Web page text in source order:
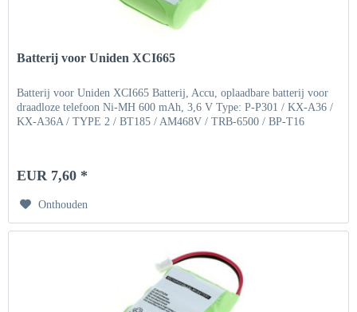
Batterij voor Uniden XCI665
Batterij voor Uniden XCI665 Batterij, Accu, oplaadbare batterij voor
draadloze telefoon Ni-MH 600 mAh, 3,6 V Type: P-P301 / KX-A36 /
KX-A36A / TYPE 2 / BT185 / AM468V / TRB-6500 / BP-T16
EUR 7,60 *
Onthouden